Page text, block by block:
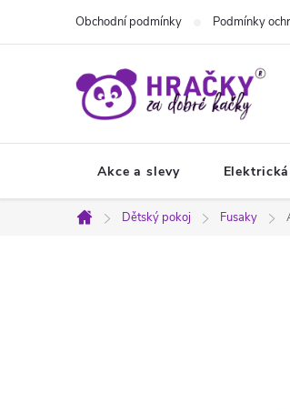
Obchodní podmínky Podmínky
Akce a slevy
Domů
Dětský pokoj Fusaky